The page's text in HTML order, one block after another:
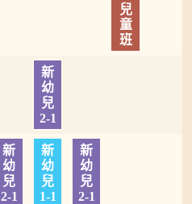
兒
童
班
新
幼
兒
2-1
新
幼
兒
2-1
新
幼
兒
1-1
新
幼
兒
2-1